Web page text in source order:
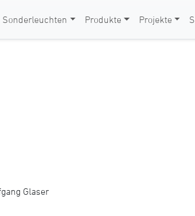
Sonderleuchten Produkte Projekte
Glaser